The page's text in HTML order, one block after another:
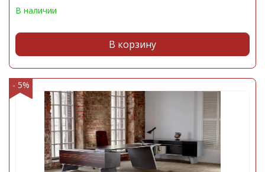
В наличии
В корзину
- 5%